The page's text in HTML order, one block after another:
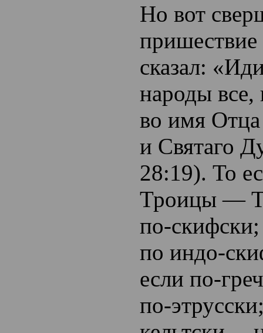
Но вот
сказал:
народы все,
во имя
и Святаго
28:19). То
Троицы —
по-
по индо-
если по-
по-